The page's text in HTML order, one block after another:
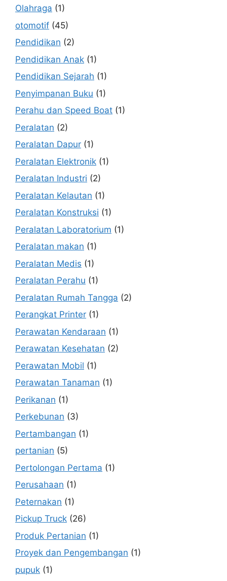
Olahraga (1)
otomotif (45)
Pendidikan (2)
Pendidikan Anak (1)
Pendidikan Sejarah (1)
Penyimpanan Buku (1)
Perahu dan Speed Boat (1)
Peralatan (2)
Peralatan Dapur (1)
Peralatan Elektronik (1)
Peralatan Industri (2)
Peralatan Kelautan (1)
Peralatan Konstruksi (1)
Peralatan Laboratorium (1)
Peralatan makan (1)
Peralatan Medis (1)
Peralatan Perahu (1)
Peralatan Rumah Tangga (2)
Perangkat Printer (1)
Perawatan Kendaraan (1)
Perawatan Kesehatan (2)
Perawatan Mobil (1)
Perawatan Tanaman (1)
Perikanan (1)
Perkebunan (3)
Pertambangan (1)
pertanian (5)
Pertolongan Pertama (1)
Perusahaan (1)
Peternakan (1)
Pickup Truck (26)
Produk Pertanian (1)
Proyek dan Pengembangan (1)
pupuk (1)